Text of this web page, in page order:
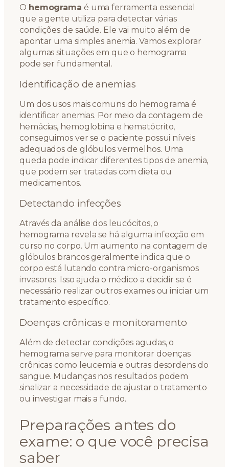
O hemograma é uma ferramenta essencial
que a gente utiliza para detectar várias
condições de saúde. Ele vai muito além de
apontar uma simples anemia. Vamos explorar
algumas situações em que o hemograma
pode ser fundamental.
Identificação de anemias
Um dos usos mais comuns do hemograma é
identificar anemias. Por meio da contagem de
hemácias, hemoglobina e hematócrito,
conseguimos ver se o paciente possui níveis
adequados de glóbulos vermelhos. Uma
queda pode indicar diferentes tipos de anemia,
que podem ser tratadas com dieta ou
medicamentos.
Detectando infecções
Através da análise dos leucócitos, o
hemograma revela se há alguma infecção em
curso no corpo. Um aumento na contagem de
glóbulos brancos geralmente indica que o
corpo está lutando contra micro-organismos
invasores. Isso ajuda o médico a decidir se é
necessário realizar outros exames ou iniciar um
tratamento específico.
Doenças crônicas e monitoramento
Além de detectar condições agudas, o
hemograma serve para monitorar doenças
crônicas como leucemia e outras desordens do
sangue. Mudanças nos resultados podem
sinalizar a necessidade de ajustar o tratamento
ou investigar mais a fundo.
Preparações antes do
exame: o que você precisa
saber